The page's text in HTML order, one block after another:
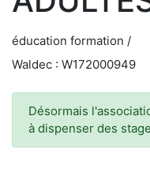
éducation formation /
Waldec : W172000949
Désormais
à dispenser des